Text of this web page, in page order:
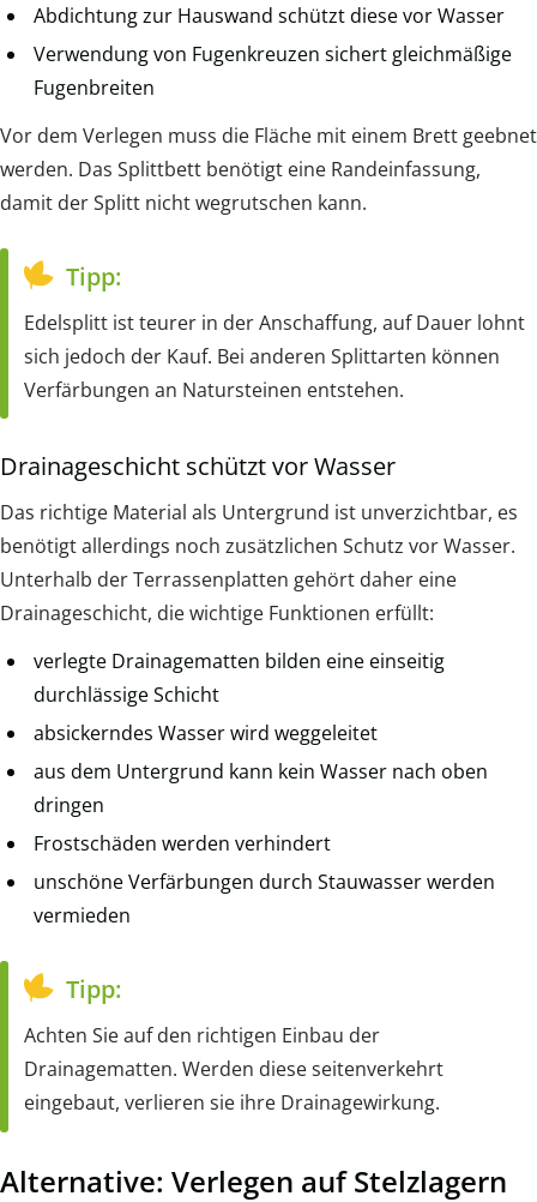
Abdichtung zur Hauswand schützt diese vor Wasser
Verwendung von Fugenkreuzen sichert gleichmäßige
Fugenbreiten
Vor dem Verlegen muss die Fläche mit einem Brett geebnet
werden. Das Splittbett benötigt eine Randeinfassung,
damit der Splitt nicht wegrutschen kann.
Tipp:
Edelsplitt ist teurer in der Anschaffung, auf Dauer lohnt
sich jedoch der Kauf. Bei anderen Splittarten können
Verfärbungen an Natursteinen entstehen.
Drainageschicht schützt vor Wasser
Das richtige Material als Untergrund ist unverzichtbar, es
benötigt allerdings noch zusätzlichen Schutz vor Wasser.
Unterhalb der Terrassenplatten gehört daher eine
Drainageschicht, die wichtige Funktionen erfüllt:
verlegte Drainagematten bilden eine einseitig
durchlässige Schicht
absickerndes Wasser wird weggeleitet
aus dem Untergrund kann kein Wasser nach oben
dringen
Frostschäden werden verhindert
unschöne Verfärbungen durch Stauwasser werden
vermieden
Tipp:
Achten Sie auf den richtigen Einbau der
Drainagematten. Werden diese seitenverkehrt
eingebaut, verlieren sie ihre Drainagewirkung.
Alternative: Verlegen auf Stelzlagern